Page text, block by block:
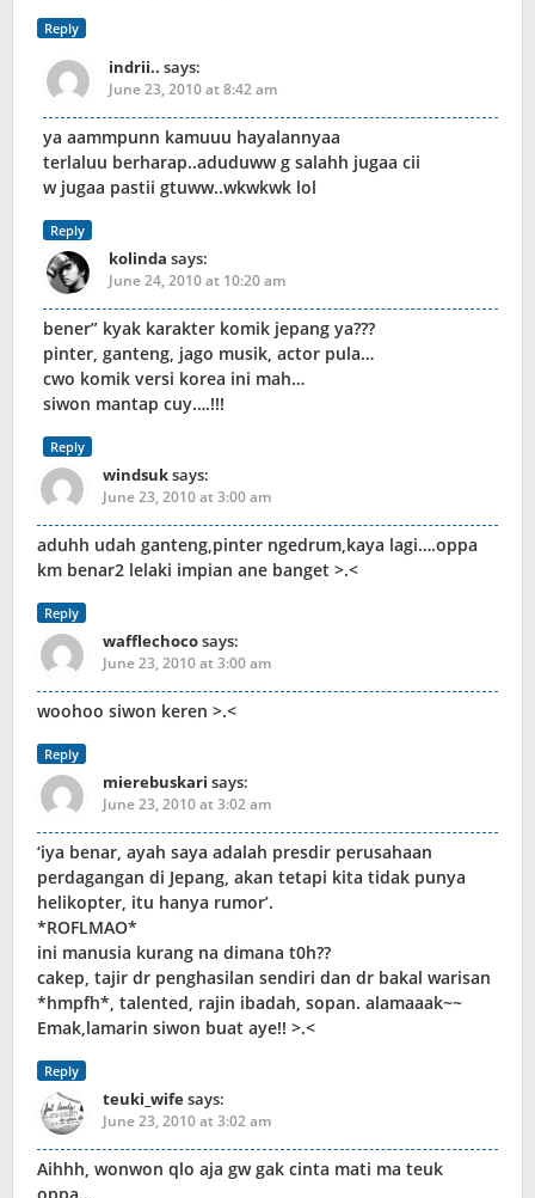
Reply
indrii.. says:
June 23, 2010 at 8:42 am
ya aammpunn kamuuu hayalannyaa
terlaluu berharap..aduduww g salahh jugaa cii
w jugaa pastii gtuww..wkwkwk lol
Reply
kolinda says:
June 24, 2010 at 10:20 am
bener” kyak karakter komik jepang ya???
pinter, ganteng, jago musik, actor pula…
cwo komik versi korea ini mah…
siwon mantap cuy….!!!
Reply
windsuksays:
June 23, 2010 at 3:00 am
aduhh udah ganteng,pinter ngedrum,kaya lagi….oppa
km benar2 lelaki impian ane banget >.<
Reply
wafflechocosays:
June 23, 2010 at 3:00 am
woohoo siwon keren >.<
Reply
mierebuskari says:
June 23, 2010 at 3:02 am
‘iya benar, ayah saya adalah presdir perusahaan
perdagangan di Jepang, akan tetapi kita tidak punya
helikopter, itu hanya rumor’.
*ROFLMAO*
ini manusia kurang na dimana t0h??
cakep, tajir dr penghasilan sendiri dan dr bakal warisan
*hmpfh*, talented, rajin ibadah, sopan. alamaaak~~
Emak,lamarin siwon buat aye!! >.<
Reply
teuki_wifesays:
June 23, 2010 at 3:02 am
Aihhh, wonwon qlo aja gw gak cinta mati ma teuk